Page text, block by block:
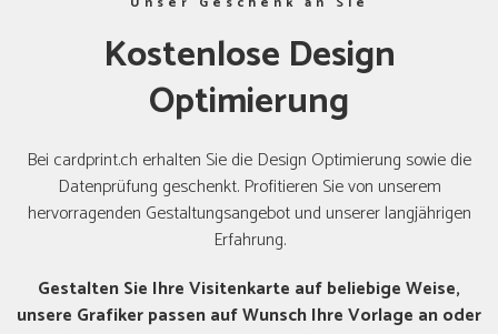
Kostenlose Design
Optimierung
Bei cardprint.ch erhalten Sie die Design Optimierung sowie die
Datenprüfung geschenkt. Profitieren Sie von unserem
hervorragenden Gestaltungsangebot und unserer langjährigen
Erfahrung.
Gestalten Sie Ihre Visitenkarte auf beliebige Weise,
unsere Grafiker passen auf Wunsch Ihre Vorlage an oder